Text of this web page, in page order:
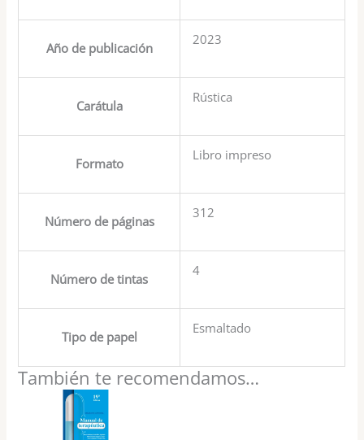
Año de publicación
2023
Carátula
Rústica
Formato
Libro impreso
Número de páginas
312
Número de tintas
4
Tipo de papel
Esmaltado
También te recomendamos…